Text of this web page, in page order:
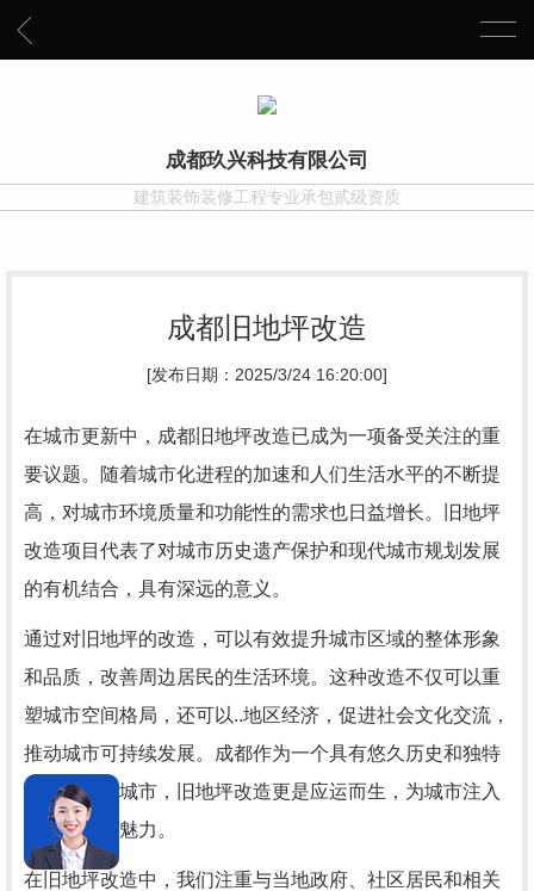
成都玖兴科技有限公司
建筑装饰装修工程专业承包贰级资质
成都旧地坪改造
[发布日期：2025/3/24 16:20:00]
在城市更新中，成都旧地坪改造已成为一项备受关注的重
要议题。随着城市化进程的加速和人们生活水平的不断提
高，对城市环境质量和功能性的需求也日益增长。旧地坪
改造项目代表了对城市历史遗产保护和现代城市规划发展
的有机结合，具有深远的意义。
通过对旧地坪的改造，可以有效提升城市区域的整体形象
和品质，改善周边居民的生活环境。这种改造不仅可以重
塑城市空间格局，还可以..地区经济，促进社会文化交流，
推动城市可持续发展。成都作为一个具有悠久历史和独特
文化底蕴的城市，旧地坪改造更是应运而生，为城市注入
新的活力与魅力。
在旧地坪改造中，我们注重与当地政府、社区居民和相关